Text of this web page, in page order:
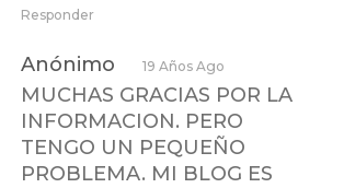
Responder
Anónimo 19 Años Ago
MUCHAS GRACIAS POR LA
INFORMACION. PERO
TENGO UN PEQUEÑO
PROBLEMA. MI BLOG ES